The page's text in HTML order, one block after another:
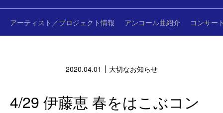
アーティスト／プロジェクト情報 アンコール曲紹介 コンサー
2020.04.01 大切なお知らせ
4/29 伊藤恵 春をはこぶコン